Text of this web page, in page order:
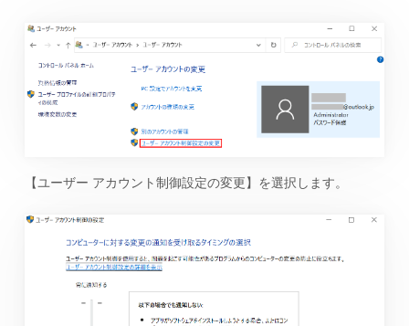
【ユーザー アカウント制御設定の変更】を選択します。